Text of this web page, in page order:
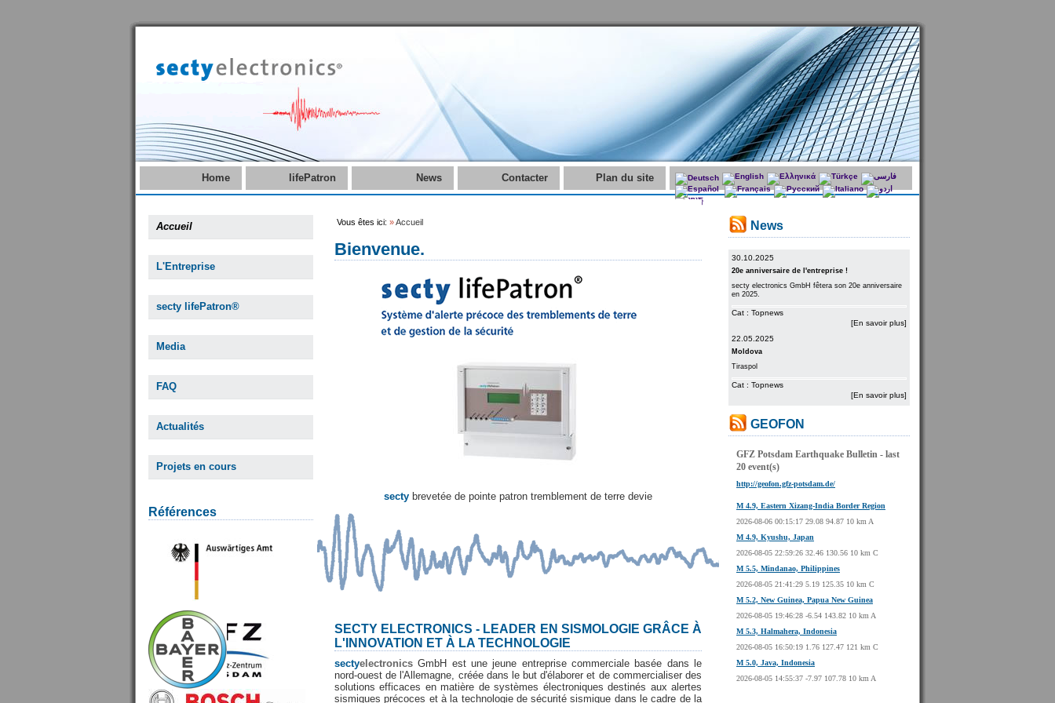
Home lifePatron News Contacter Plan du site
Accueil
L'Entreprise
secty lifePatron®
Media
FAQ
Actualités
Projets en cours
Références
Vous êtes ici: »Accueil
Bienvenue.
secty brevetée de pointe patron tremblement de terre devie
SECTY ELECTRONICS - LEADER EN SISMOLOGIE GRÂCE À
L'INNOVATION ET À LA TECHNOLOGIE
sectyelectronics GmbH est une jeune entreprise commerciale basée dans le
nord-ouest de l'Allemagne, créée dans le but d'élaborer et de commercialiser des
solutions efficaces en matière de systèmes électroniques destinés aux alertes
sismiques précoces et à la technologie de sécurité sismique dans le cadre de la
News
30.10.2025
20e anniversaire de l'entreprise !
secty electronics GmbH fêtera son 20e anniversaire
en 2025.
Cat : Topnews
[En savoir plus]
22.05.2025
Moldova
Tiraspol
Cat : Topnews
[En savoir plus]
GEOFON
GFZ Potsdam Earthquake Bulletin - last
20 event(s)
http://geofon.gfz-potsdam.de/
M 4.9, Eastern Xizang-India Border Region
2026-08-06 00:15:17 29.08 94.87 10 km A
M 4.9, Kyushu, Japan
2026-08-05 22:59:26 32.46 130.56 10 km C
M 5.5, Mindanao, Philippines
2026-08-05 21:41:29 5.19 125.35 10 km C
M 5.2, New Guinea, Papua New Guinea
2026-08-05 19:46:28 -6.54 143.82 10 km A
M 5.3, Halmahera, Indonesia
2026-08-05 16:50:19 1.76 127.47 121 km C
M 5.0, Java, Indonesia
2026-08-05 14:55:37 -7.97 107.78 10 km A